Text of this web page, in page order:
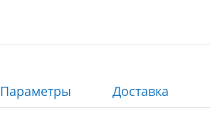
Параметры Доставка